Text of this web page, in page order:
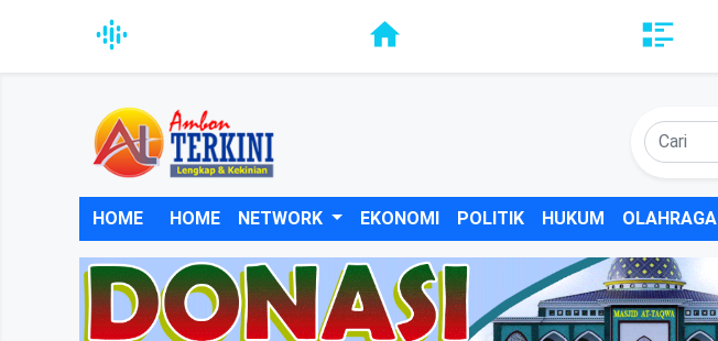
HOME HOME NETWORK EKONOMI POLITIK HUKUM OLAHRAGA